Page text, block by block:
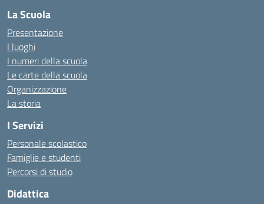
La Scuola
Presentazione
I luoghi
I numeri della scuola
Le carte della scuola
Organizzazione
La storia
I Servizi
Personale scolastico
Famiglie e studenti
Percorsi di studio
Didattica